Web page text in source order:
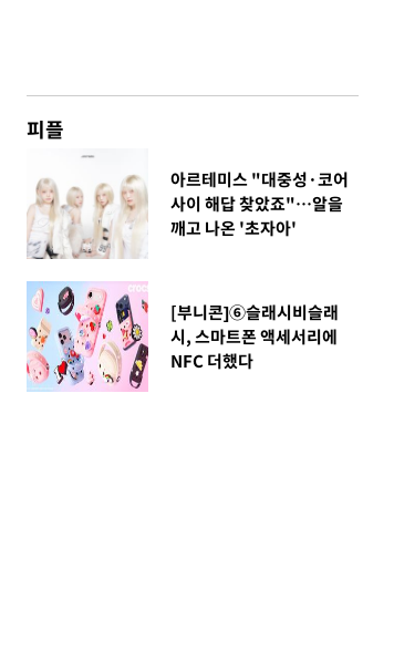
피플
아르테미스 "대중성·코어
사이 해답 찾았죠"…알을
깨고 나온 '초자아'
[부니콘]⑥슬래시비슬래
시, 스마트폰 액세서리에
NFC 더했다